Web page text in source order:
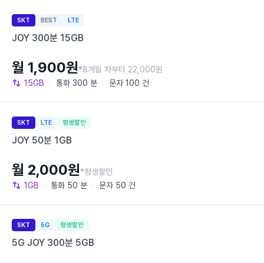
SKT BEST LTE
JOY 300분 15GB
15GB 통화 300 분 문자 100 건
월 1,900원*8개월 차부터 22,000원
SKT LTE 평생할인
JOY 50분 1GB
1GB 통화 50 분 문자 50 건
월 2,000원*평생할인
SKT 5G 평생할인
5G JOY 300분 5GB